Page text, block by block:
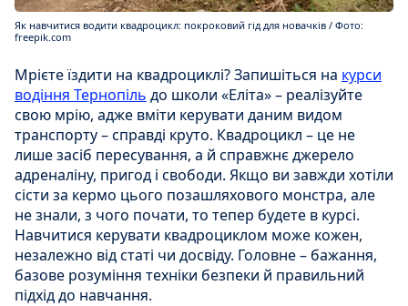
Як навчитися водити квадроцикл: покроковий гід для новачків / Фото:
freepik.com
Мрієте їздити на квадроциклі? Запишіться на курси
водіння Тернопіль до школи «Еліта» – реалізуйте
свою мрію, адже вміти керувати даним видом
транспорту – справді круто. Квадроцикл – це не
лише засіб пересування, а й справжнє джерело
адреналіну, пригод і свободи. Якщо ви завжди хотіли
сісти за кермо цього позашляхового монстра, але
не знали, з чого почати, то тепер будете в курсі.
Навчитися керувати квадроциклом може кожен,
незалежно від статі чи досвіду. Головне – бажання,
базове розуміння техніки безпеки й правильний
підхід до навчання.